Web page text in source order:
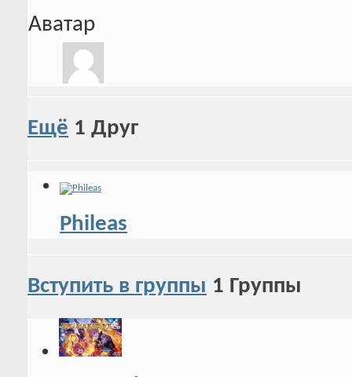
Аватар
Ещё 1 Друг
Phileas
Вступить в группы 1 Группы